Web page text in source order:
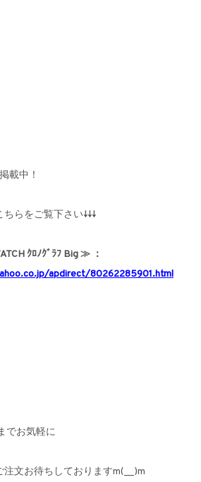
載中！
らをご覧下さい↓↓↓
ｸﾛﾉｸﾞﾗﾌ Big ≫ ：
apdirect/80262285901.html
でお気軽に
文お待ちしておりますm(__)m